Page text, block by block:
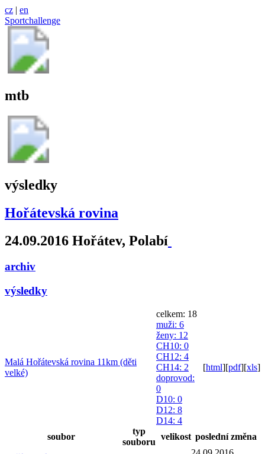
cz | en
Sportchallenge
mtb
výsledky
Hořátevská rovina
24.09.2016 Hořátev, Polabí
archiv
výsledky
Malá Hořátevská rovina 11km (děti
velké)
celkem: 18
muži: 6
ženy: 12
CH10: 0
CH12: 4
CH14: 2
doprovod:
0
D10: 0
D12: 8
D14: 4
[html][pdf][xls]
soubor
typ
souboru
velikost poslední změna